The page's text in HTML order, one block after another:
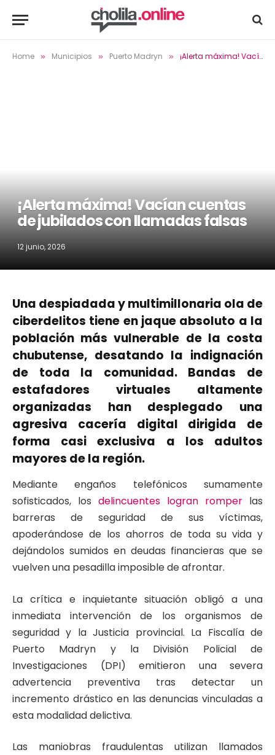
Home » Municipios » Puerto Madryn » ¡Alerta máxima! Vacían cuentas de jubilados con llamadas falsas
¡Alerta máxima! Vacían cuentas
de jubilados con llamadas falsas
12 junio, 2026
Una despiadada y multimillonaria ola de
ciberdelitos tiene en jaque absoluto a la
población más vulnerable de la costa
chubutense, desatando la indignación
de toda la comunidad. Bandas de
estafadores virtuales altamente
organizadas han desplegado una
agresiva cacería digital dirigida de
forma casi exclusiva a los adultos
mayores de la región.
Mediante engaños telefónicos sumamente
sofisticados, los delincuentes logran romper las
barreras de seguridad de sus víctimas,
apoderándose de los ahorros de toda su vida y
dejándolos sumidos en deudas financieras que se
vuelven una pesadilla imposible de afrontar.
La crítica e inquietante situación obligó a una
inmediata intervención de los organismos de
seguridad y la Justicia provincial. La Fiscalía de
Puerto Madryn y la División Policial de
Investigaciones (DPI) emitieron una severa
advertencia preventiva tras detectar un
incremento drástico en las denuncias vinculadas a
esta modalidad delictiva.
Las maniobras fraudulentas utilizan llamados